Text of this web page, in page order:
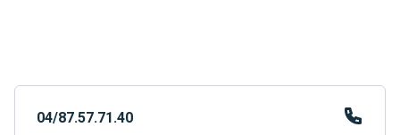
04/87.57.71.40